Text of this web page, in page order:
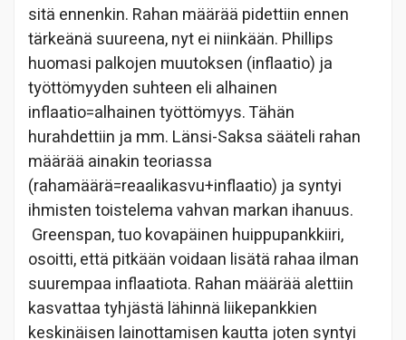
sitä ennenkin. Rahan määrää pidettiin ennen
tärkeänä suureena, nyt ei niinkään. Phillips
huomasi palkojen muutoksen (inflaatio) ja
työttömyyden suhteen eli alhainen
inflaatio=alhainen työttömyys. Tähän
hurahdettiin ja mm. Länsi-Saksa sääteli rahan
määrää ainakin teoriassa
(rahamäärä=reaalikasvu+inflaatio) ja syntyi
ihmisten toistelema vahvan markan ihanuus.
Greenspan, tuo kovapäinen huippupankkiiri,
osoitti, että pitkään voidaan lisätä rahaa ilman
suurempaa inflaatiota. Rahan määrää alettiin
kasvattaa tyhjästä lähinnä liikepankkien
keskinäisen lainottamisen kautta joten syntyi